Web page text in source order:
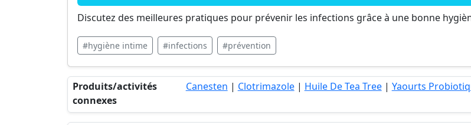
Discutez des meilleures pratiques pour prévenir les infections grâce à une bonne
#hygiène intime #infections #prévention
Produits/activités
connexes
Canesten | Clotrimazole| Huile De Tea Tree| Yaourts